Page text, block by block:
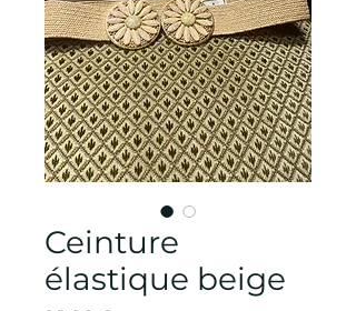
Ceinture
élastique beige